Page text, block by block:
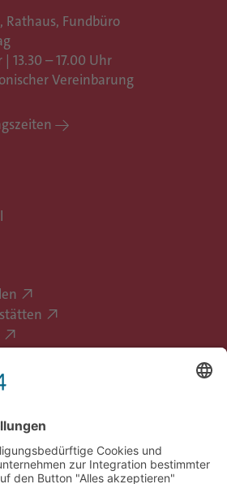
Rathaus, Fundbüro
| 13.30 – 17.00 Uhr
Vereinbarung